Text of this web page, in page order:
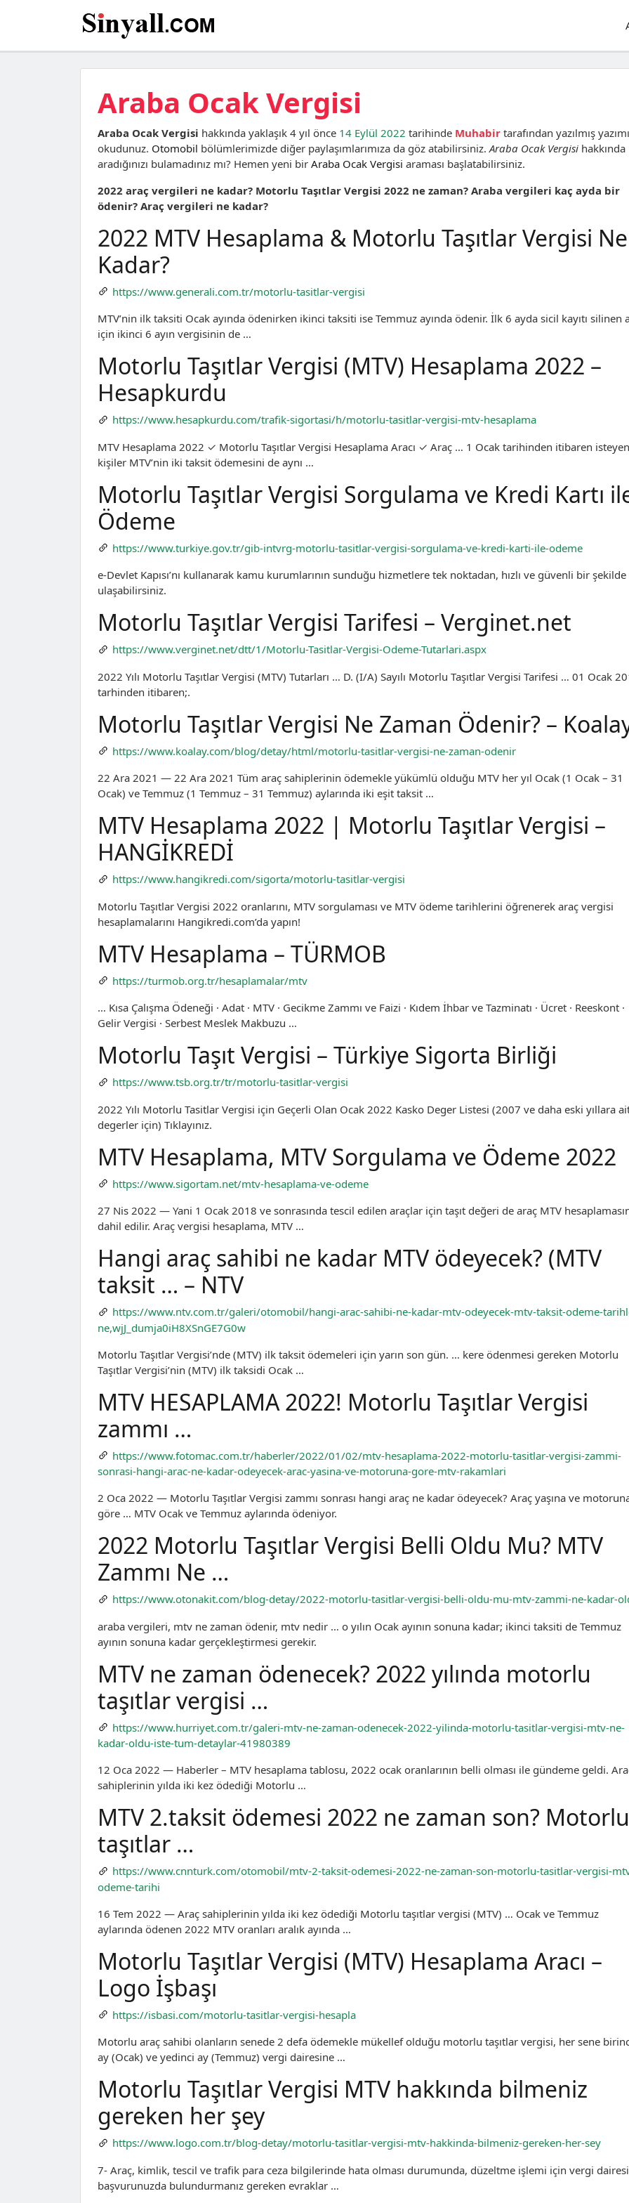
Araba Ocak Vergisi
Araba Ocak Vergisi hakkında yaklaşık 4 yıl önce 14 Eylül 2022 tarihinde Muhabir tarafından yazılmış
okudunuz. Otomobil bölümlerimizde diğer paylaşımlarımıza da göz atabilirsiniz.Araba Ocak Vergisi hakkında
aradığınızı bulamadınız mı? Hemen yeni bir Araba Ocak Vergisi araması başlatabilirsiniz.
2022 araç vergileri ne kadar? Motorlu Taşıtlar Vergisi 2022 ne zaman? Araba vergileri kaç ayda bir
ödenir? Araç vergileri ne kadar?
2022 MTV Hesaplama & Motorlu Taşıtlar Vergisi Ne
Kadar?
https://www.generali.com.tr/motorlu-tasitlar-vergisi
MTV’nin ilk taksiti Ocak ayında ödenirken ikinci taksiti ise Temmuz ayında ödenir. İlk 6 ayda sicil kayıtı silinen
için ikinci 6 ayın vergisinin de …
Motorlu Taşıtlar Vergisi (MTV) Hesaplama 2022 –
Hesapkurdu
https://www.hesapkurdu.com/trafik-sigortasi/h/motorlu-tasitlar-vergisi-mtv-hesaplama
MTV Hesaplama 2022 ✓ Motorlu Taşıtlar Vergisi Hesaplama Aracı ✓ Araç … 1 Ocak tarihinden itibaren isteyen
kişiler MTV’nin iki taksit ödemesini de aynı …
Motorlu Taşıtlar Vergisi Sorgulama ve Kredi Kartı
Ödeme
https://www.turkiye.gov.tr/gib-intvrg-motorlu-tasitlar-vergisi-sorgulama-ve-kredi-karti-ile-odeme
e-Devlet Kapısı’nı kullanarak kamu kurumlarının sunduğu hizmetlere tek noktadan, hızlı ve güvenli bir şekilde
ulaşabilirsiniz.
Motorlu Taşıtlar Vergisi Tarifesi – Verginet.net
https://www.verginet.net/dtt/1/Motorlu-Tasitlar-Vergisi-Odeme-Tutarlari.aspx
2022 Yılı Motorlu Taşıtlar Vergisi (MTV) Tutarları … D. (I/A) Sayılı Motorlu Taşıtlar Vergisi Tarifesi … 01 Ocak
tarhinden itibaren;.
Motorlu Taşıtlar Vergisi Ne Zaman Ödenir? –
https://www.koalay.com/blog/detay/html/motorlu-tasitlar-vergisi-ne-zaman-odenir
22 Ara 2021 — 22 Ara 2021 Tüm araç sahiplerinin ödemekle yükümlü olduğu MTV her yıl Ocak (1 Ocak – 31
Ocak) ve Temmuz (1 Temmuz – 31 Temmuz) aylarında iki eşit taksit …
MTV Hesaplama 2022 | Motorlu Taşıtlar Vergisi –
HANGİKREDİ
https://www.hangikredi.com/sigorta/motorlu-tasitlar-vergisi
Motorlu Taşıtlar Vergisi 2022 oranlarını, MTV sorgulaması ve MTV ödeme tarihlerini öğrenerek araç vergisi
hesaplamalarını Hangikredi.com’da yapın!
MTV Hesaplama – TÜRMOB
https://turmob.org.tr/hesaplamalar/mtv
… Kısa Çalışma Ödeneği · Adat · MTV · Gecikme Zammı ve Faizi · Kıdem İhbar ve Tazminatı · Ücret · Reeskont ·
Gelir Vergisi · Serbest Meslek Makbuzu …
Motorlu Taşıt Vergisi – Türkiye Sigorta Birliği
https://www.tsb.org.tr/tr/motorlu-tasitlar-vergisi
2022 Yılı Motorlu Tasitlar Vergisi için Geçerli Olan Ocak 2022 Kasko Deger Listesi (2007 ve daha eski yıllara
degerler için) Tıklayınız.
MTV Hesaplama, MTV Sorgulama ve Ödeme 2022
https://www.sigortam.net/mtv-hesaplama-ve-odeme
27 Nis 2022 — Yani 1 Ocak 2018 ve sonrasında tescil edilen araçlar için taşıt değeri de araç MTV
dahil edilir. Araç vergisi hesaplama, MTV …
Hangi araç sahibi ne kadar MTV ödeyecek? (MTV
taksit … – NTV
https://www.ntv.com.tr/galeri/otomobil/hangi-arac-sahibi-ne-kadar-mtv-odeyecek-mtv-taksit-odeme-
ne,wjJ_dumja0iH8XSnGE7G0w
Motorlu Taşıtlar Vergisi’nde (MTV) ilk taksit ödemeleri için yarın son gün. … kere ödenmesi gereken Motorlu
Taşıtlar Vergisi’nin (MTV) ilk taksidi Ocak …
MTV HESAPLAMA 2022! Motorlu Taşıtlar Vergisi
zammı …
https://www.fotomac.com.tr/haberler/2022/01/02/mtv-hesaplama-2022-motorlu-tasitlar-vergisi-zammi-
sonrasi-hangi-arac-ne-kadar-odeyecek-arac-yasina-ve-motoruna-gore-mtv-rakamlari
2 Oca 2022 — Motorlu Taşıtlar Vergisi zammı sonrası hangi araç ne kadar ödeyecek? Araç yaşına ve
göre … MTV Ocak ve Temmuz aylarında ödeniyor.
2022 Motorlu Taşıtlar Vergisi Belli Oldu Mu? MTV
Zammı Ne …
https://www.otonakit.com/blog-detay/2022-motorlu-tasitlar-vergisi-belli-oldu-mu-mtv-zammi-ne-kadar-
araba vergileri, mtv ne zaman ödenir, mtv nedir … o yılın Ocak ayının sonuna kadar; ikinci taksiti de Temmuz
ayının sonuna kadar gerçekleştirmesi gerekir.
MTV ne zaman ödenecek? 2022 yılında motorlu
taşıtlar vergisi …
https://www.hurriyet.com.tr/galeri-mtv-ne-zaman-odenecek-2022-yilinda-motorlu-tasitlar-vergisi-mtv-ne-
kadar-oldu-iste-tum-detaylar-41980389
12 Oca 2022 — Haberler – MTV hesaplama tablosu, 2022 ocak oranlarının belli olması ile gündeme geldi.
sahiplerinin yılda iki kez ödediği Motorlu …
MTV 2.taksit ödemesi 2022 ne zaman son? Motorlu
taşıtlar …
https://www.cnnturk.com/otomobil/mtv-2-taksit-odemesi-2022-ne-zaman-son-motorlu-tasitlar-vergisi-
odeme-tarihi
16 Tem 2022 — Araç sahiplerinin yılda iki kez ödediği Motorlu taşıtlar vergisi (MTV) … Ocak ve Temmuz
aylarında ödenen 2022 MTV oranları aralık ayında …
Motorlu Taşıtlar Vergisi (MTV) Hesaplama Aracı –
Logo İşbaşı
https://isbasi.com/motorlu-tasitlar-vergisi-hesapla
Motorlu araç sahibi olanların senede 2 defa ödemekle mükellef olduğu motorlu taşıtlar vergisi, her sene
ay (Ocak) ve yedinci ay (Temmuz) vergi dairesine …
Motorlu Taşıtlar Vergisi MTV hakkında bilmeniz
gereken her şey
https://www.logo.com.tr/blog-detay/motorlu-tasitlar-vergisi-mtv-hakkinda-bilmeniz-gereken-her-sey
7- Araç, kimlik, tescil ve trafik para ceza bilgilerinde hata olması durumunda, düzeltme işlemi için vergi
başvurunuzda bulundurmanız gereken evraklar …